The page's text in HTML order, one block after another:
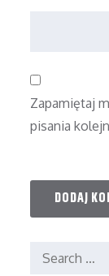
Zapamiętaj
pisania
Search